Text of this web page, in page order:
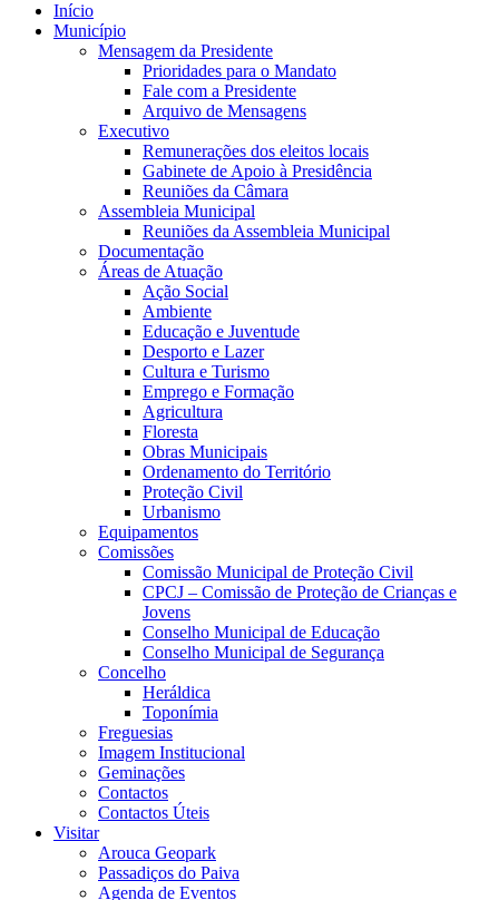
Início
Município
Mensagem da Presidente
Prioridades para o Mandato
Fale com a Presidente
Arquivo de Mensagens
Executivo
Remunerações dos eleitos locais
Gabinete de Apoio à Presidência
Reuniões da Câmara
Assembleia Municipal
Reuniões da Assembleia Municipal
Documentação
Áreas de Atuação
Ação Social
Ambiente
Educação e Juventude
Desporto e Lazer
Cultura e Turismo
Emprego e Formação
Agricultura
Floresta
Obras Municipais
Ordenamento do Território
Proteção Civil
Urbanismo
Equipamentos
Comissões
Comissão Municipal de Proteção Civil
CPCJ – Comissão de Proteção de Crianças e
Jovens
Conselho Municipal de Educação
Conselho Municipal de Segurança
Concelho
Heráldica
Toponímia
Freguesias
Imagem Institucional
Geminações
Contactos
Contactos Úteis
Visitar
Arouca Geopark
Passadiços do Paiva
Agenda de Eventos